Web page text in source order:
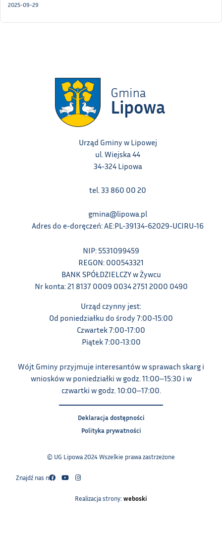
2025-09-29
Urząd Gminy w Lipowej
ul. Wiejska 44
34-324 Lipowa
tel. 33 860 00 20
gmina@lipowa.pl
Adres do e-doręczeń: AE:PL-39134-62029-UCIRU-16
NIP: 5531099459
REGON: 000543321
BANK SPÓŁDZIELCZY w Żywcu
Nr konta: 21 8137 0009 0034 2751 2000 0490
Urząd czynny jest:
Od poniedziałku do środy 7:00-15:00
Czwartek 7:00-17:00
Piątek 7:00-13:00
Wójt Gminy przyjmuje interesantów w sprawach skarg i
wniosków w poniedziałki w godz. 11:00‒15:30 i w
czwartki w godz. 10:00‒17:00.
Deklaracja dostępności
Polityka prywatności
© UG Lipowa 2024 Wszelkie prawa zastrzeżone
Znajdź nas na:
Realizacja strony: weboski